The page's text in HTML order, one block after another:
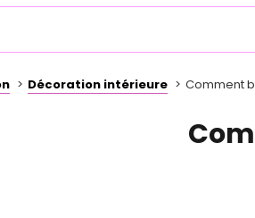
Décoration intérieure Comment